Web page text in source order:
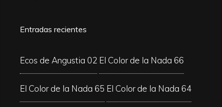
Entradas recientes
Ecos de Angustia 02 El Color de la Nada 66
El Color de la Nada 65 El Color de la Nada 64